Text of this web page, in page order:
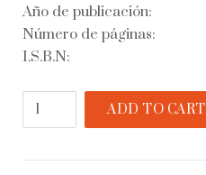
Año de publicación:
Número de páginas:
I.S.B.N:
quantity
ADD TO CART